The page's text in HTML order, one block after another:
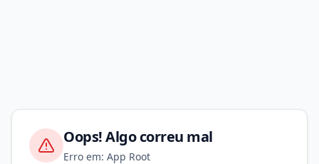
Oops! Algo correu mal
Erro em: App Root